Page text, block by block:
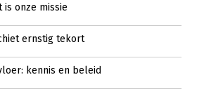
is onze missie
ernstig tekort
kennis en beleid